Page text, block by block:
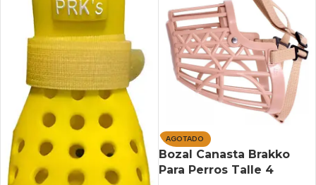
AGOTADO
Bozal Canasta Brakko
Para Perros Talle 4